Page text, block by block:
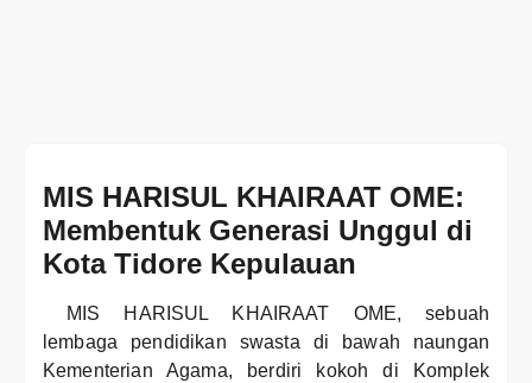
MIS HARISUL KHAIRAAT OME:
Membentuk Generasi Unggul di
Kota Tidore Kepulauan
MIS HARISUL KHAIRAAT OME, sebuah
lembaga pendidikan swasta di bawah naungan
Kementerian Agama, berdiri kokoh di Komplek